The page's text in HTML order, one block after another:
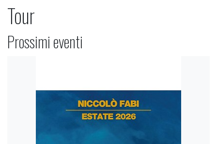
Tour
Prossimi eventi